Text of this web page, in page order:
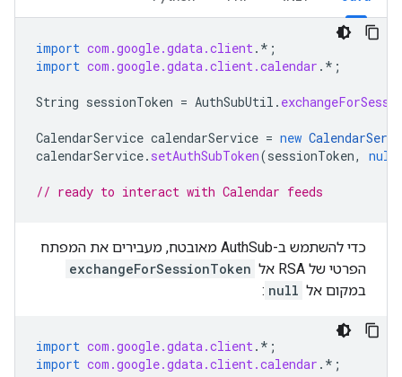
import com.google.gdata.client.* ;
import com.google.gdata.client.calendar .* ;
String sessionToken = AuthSubUtil .
CalendarService calendarService = new
calendarService. setAuthSubToken(sessionToken, null
// ready to interact with Calendar feeds
כדי להשתמש ב-AuthSub מאובטח, מעבירים את המפתח
הפרטי של RSA אל
exchangeForSessionToken
במקום אל null
:
import com.google.gdata.client.* ;
import com.google.gdata.client.calendar .* ;